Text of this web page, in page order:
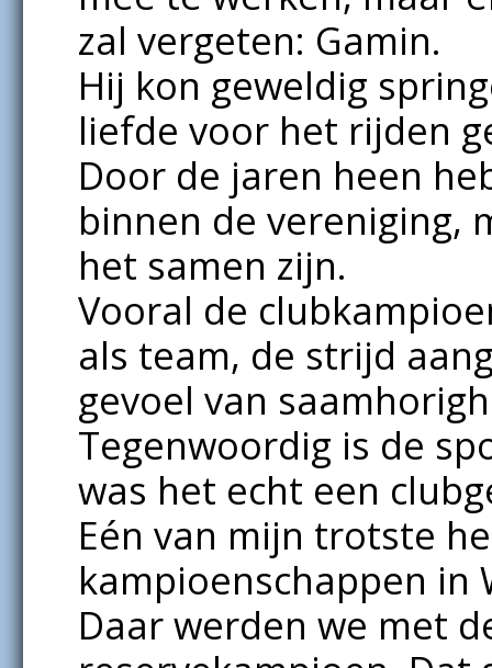
zal vergeten: Gamin.
Hij kon geweldig
liefde voor het rijden
Door de jaren heen
binnen de vereniging,
het samen zijn.
Vooral de
als team, de strijd
gevoel van
Tegenwoordig is de
was het echt een
Eén van mijn trotste
kampioenschappen in
Daar werden we met